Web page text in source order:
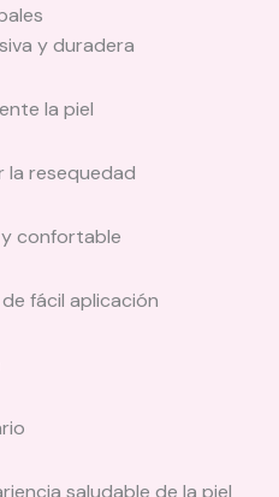
y duradera
la piel
la resequedad
y confortable
fácil aplicación
saludable de la piel